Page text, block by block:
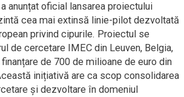
anunțat oficial lansarea proiectului
cea mai extinsă linie-pilot dezvoltată
privind cipurile. Proiectul se
de cercetare IMEC din Leuven, Belgia,
de 700 de milioane de euro din
inițiativă are ca scop consolidarea
și dezvoltare în domeniul